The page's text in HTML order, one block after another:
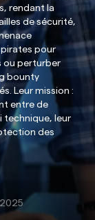
rendant la
de sécurité,
pour
ou perturber
bounty
Leur mission :
entre de
technique, leur
des